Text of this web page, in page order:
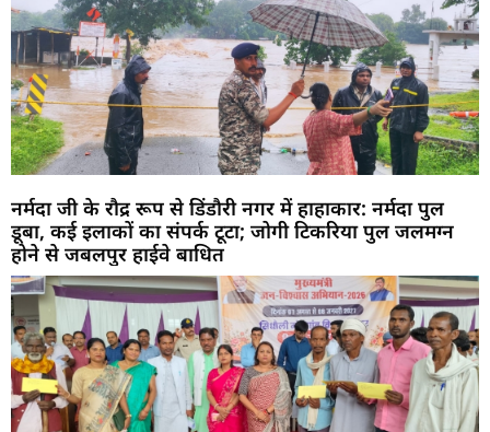
नर्मदा जी के रौद्र रूप से डिंडौरी नगर में हाहाकार: नर्मदा पुल
डूबा, कई इलाकों का संपर्क टूटा; जोगी टिकरिया पुल जलमग्न
होने से जबलपुर हाईवे बाधित